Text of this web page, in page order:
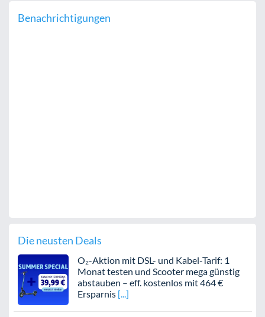
Benachrichtigungen
Die neusten Deals
O₂-Aktion mit DSL- und Kabel-Tarif: 1
Monat testen und Scooter mega günstig
abstauben – eff. kostenlos mit 464 €
Ersparnis